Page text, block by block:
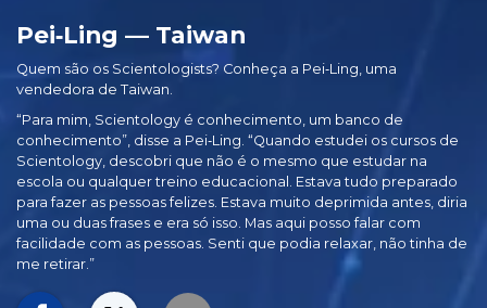
Pei‑Ling — Taiwan
Quem são os Scientologists? Conheça a Pei‑Ling, uma
vendedora de Taiwan.
“Para mim, Scientology é conhecimento, um banco de
conhecimento”, disse a Pei‑Ling. “Quando estudei os cursos de
Scientology, descobri que não é o mesmo que estudar na
escola ou qualquer treino educacional. Estava tudo preparado
para fazer as pessoas felizes. Estava muito deprimida antes, diria
uma ou duas frases e era só isso. Mas aqui posso falar com
facilidade com as pessoas. Senti que podia relaxar, não tinha de
me retirar.”